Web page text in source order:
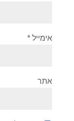
אימייל *
אתר